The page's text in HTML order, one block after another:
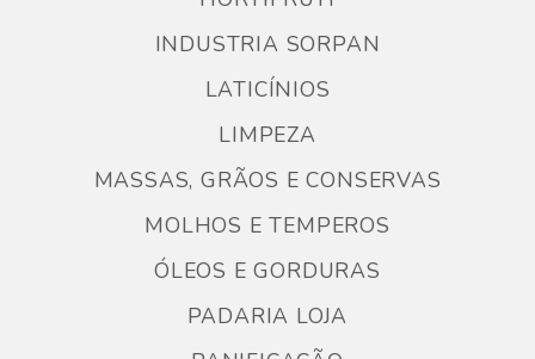
INDUSTRIA SORPAN
LATICÍNIOS
LIMPEZA
MASSAS, GRÃOS E CONSERVAS
MOLHOS E TEMPEROS
ÓLEOS E GORDURAS
PADARIA LOJA